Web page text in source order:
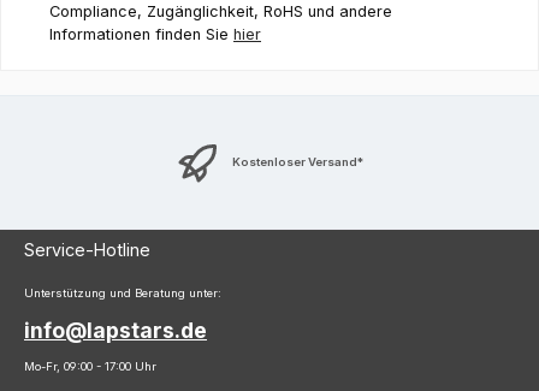
Compliance, Zugänglichkeit, RoHS und andere
Informationen finden Sie hier
Kostenloser Versand*
Service-Hotline
Unterstützung und Beratung unter:
info@lapstars.de
Mo-Fr, 09:00 - 17:00 Uhr